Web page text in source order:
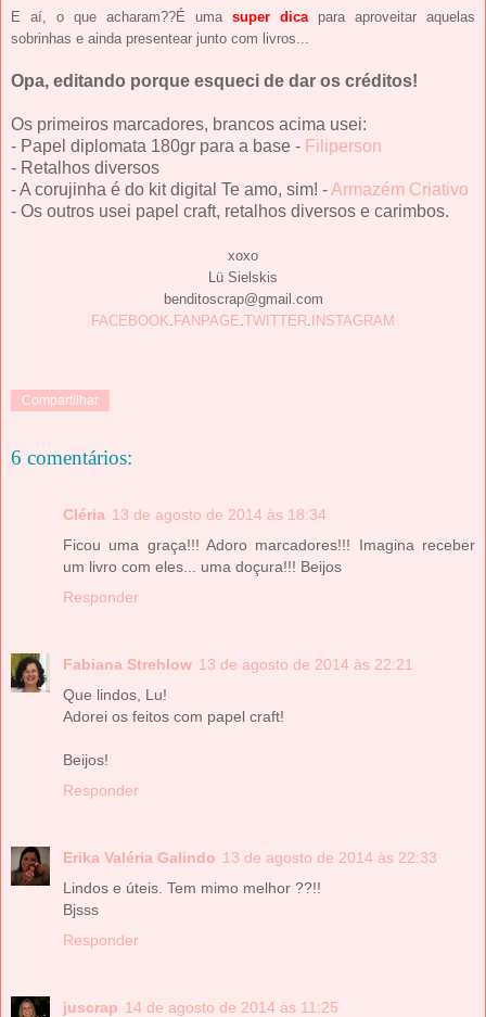
E aí, o que acharam??É uma super dica para aproveitar aquelas
sobrinhas e ainda presentear junto com livros...
Opa, editando porque esqueci de dar os créditos!
Os primeiros marcadores, brancos acima usei:
- Papel diplomata 180gr para a base - Filiperson
- Retalhos diversos
- A corujinha é do kit digital Te amo, sim! -Armazém Criativo
- Os outros usei papel craft, retalhos diversos e carimbos.
xoxo
Lü Sielskis
benditoscrap@gmail.com
FACEBOOK FANPAGE TWITTER INSTAGRAM
Compartilhar
6 comentários:
Cléria 13 de agosto de 2014 às 18:34
Ficou uma graça!!! Adoro marcadores!!! Imagina receber
um livro com eles... uma doçura!!! Beijos
Responder
Fabiana Strehlow 13 de agosto de 2014 às 22:21
Que lindos, Lu!
Adorei os feitos com papel craft!
Beijos!
Responder
Erika Valéria Galindo 13 de agosto de 2014 às 22:33
Lindos e úteis. Tem mimo melhor ??!!
Bjsss
Responder
juscrap 14 de agosto de 2014 às 11:25